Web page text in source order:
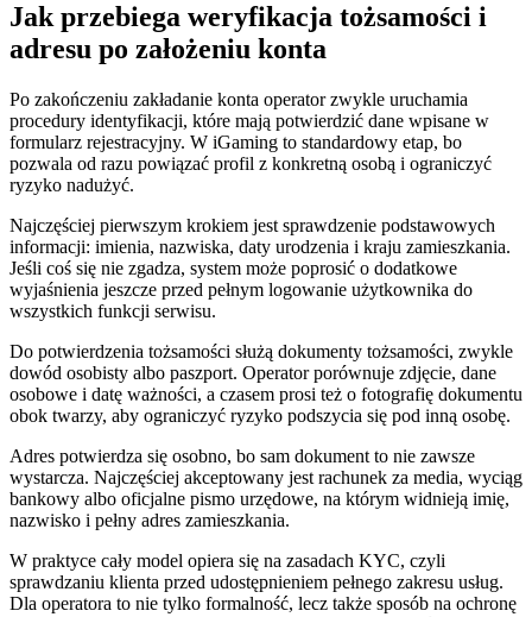
Jak przebiega weryfikacja tożsamości i
adresu po założeniu konta
Po zakończeniu zakładanie konta operator zwykle uruchamia
procedury identyfikacji, które mają potwierdzić dane wpisane w
formularz rejestracyjny. W iGaming to standardowy etap, bo
pozwala od razu powiązać profil z konkretną osobą i ograniczyć
ryzyko nadużyć.
Najczęściej pierwszym krokiem jest sprawdzenie podstawowych
informacji: imienia, nazwiska, daty urodzenia i kraju zamieszkania.
Jeśli coś się nie zgadza, system może poprosić o dodatkowe
wyjaśnienia jeszcze przed pełnym logowanie użytkownika do
wszystkich funkcji serwisu.
Do potwierdzenia tożsamości służą dokumenty tożsamości, zwykle
dowód osobisty albo paszport. Operator porównuje zdjęcie, dane
osobowe i datę ważności, a czasem prosi też o fotografię dokumentu
obok twarzy, aby ograniczyć ryzyko podszycia się pod inną osobę.
Adres potwierdza się osobno, bo sam dokument to nie zawsze
wystarcza. Najczęściej akceptowany jest rachunek za media, wyciąg
bankowy albo oficjalne pismo urzędowe, na którym widnieją imię,
nazwisko i pełny adres zamieszkania.
W praktyce cały model opiera się na zasadach KYC, czyli
sprawdzaniu klienta przed udostępnieniem pełnego zakresu usług.
Dla operatora to nie tylko formalność, lecz także sposób na ochronę